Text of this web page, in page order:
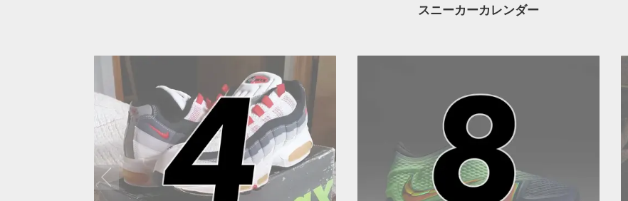
スニーカーカレンダー